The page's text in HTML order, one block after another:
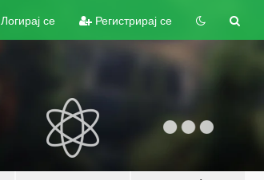
Логирај се Регистрирај се